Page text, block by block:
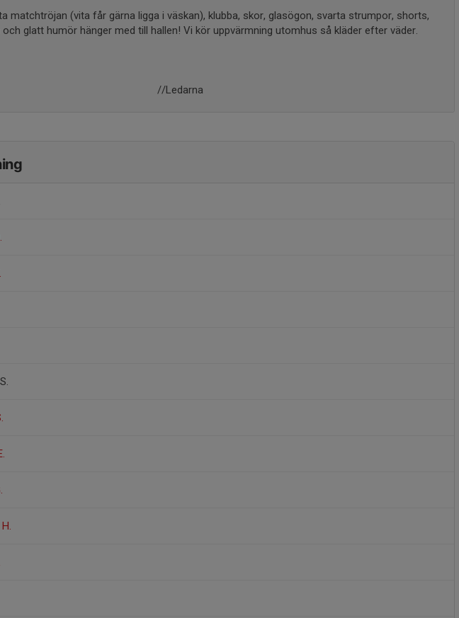
matchtröjan (vita får gärna ligga i väskan), klubba, skor, glasögon, svarta strumpor, shorts,
glatt humör hänger med till hallen! Vi kör uppvärmning utomhus så kläder efter väder.
//Ledarna